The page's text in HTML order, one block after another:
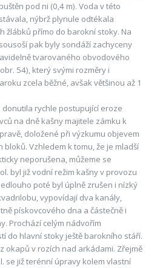
pod ni (0,4 m). Voda v této
nýbrž plynule odtékala
žlábků přímo do barokní stoky. Na
pak byly sondáží zachyceny
tvarovaného obvodového
54), který svými rozměry i
zcela běžné, avšak většinou až 1
rychle postupující eroze
na dně kašny majitele zámku k
doložené při výzkumu objevem
Vzhledem k tomu, že je mladší
neporušena, můžeme se
byl již vodní režim kašny v provozu
poté byl úplně zrušen i nízký
vypovídají dva kanály,
pískovcového dna a částečně i
Prochází celým nádvořím
do hlavní stoky ještě barokního stáří.
okapů v rozích nad arkádami. Zřejmě
se již terénní úpravy kolem vlastní